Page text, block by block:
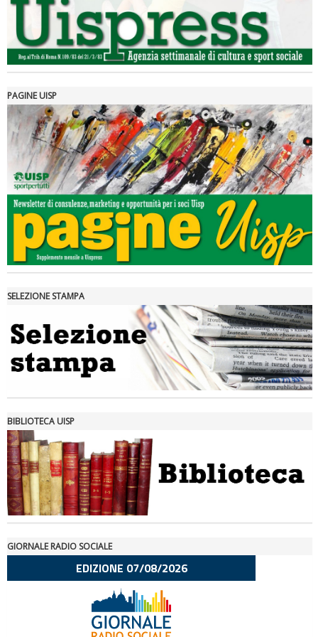
Tiziano Pesce a Radio InBlu2000 traccia il bilancio della stagione
Ddl Lobby, Uisp: “Il Parlamento valorizzi le nostre specificità"
La formazione Uisp rallenta ma prosegue anche in estate
PAGINE UISP
SELEZIONE STAMPA
BIBLIOTECA UISP
GIORNALE RADIO SOCIALE